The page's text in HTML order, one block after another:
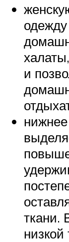
и
ткани.
низкой